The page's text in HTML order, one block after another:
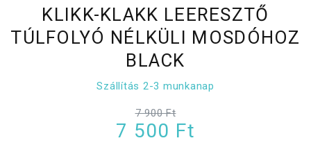
KLIKK-KLAKK LEERESZTŐ
TÚLFOLYÓ NÉLKÜLI MOSDÓHOZ
BLACK
Szállítás 2-3 munkanap
7 900 Ft
7 500 Ft